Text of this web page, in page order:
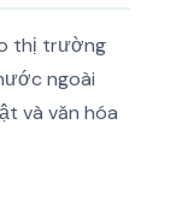
thị trường
ngoài
và văn hóa